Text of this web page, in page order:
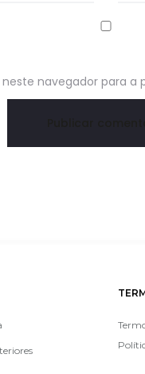
navegador para a